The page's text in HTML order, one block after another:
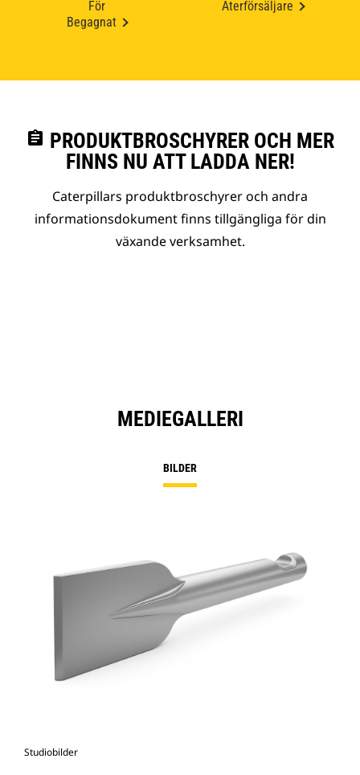
För
Begagnat
Återförsäljare
assignment PRODUKTBROSCHYRER OCH MER
FINNS NU ATT LADDA NER!
Caterpillars produktbroschyrer och andra
informationsdokument finns tillgängliga för din
växande verksamhet.
MEDIEGALLERI
BILDER
Studiobilder